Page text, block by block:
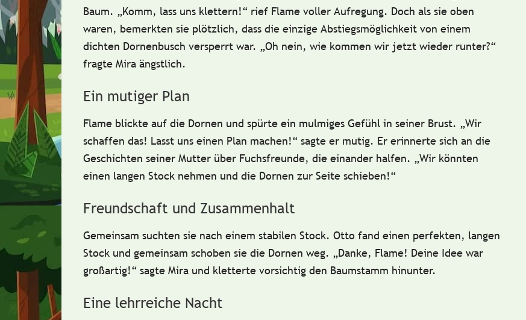
Baum. „Komm, lass uns klettern!“ rief Flame voller Aufregung. Doch als sie oben
waren, bemerkten sie plötzlich, dass die einzige Abstiegsmöglichkeit von einem
dichten Dornenbusch versperrt war. „Oh nein, wie kommen wir jetzt wieder runter?“
fragte Mira ängstlich.
Ein mutiger Plan
Flame blickte auf die Dornen und spürte ein mulmiges Gefühl in seiner Brust. „Wir
schaffen das! Lasst uns einen Plan machen!“ sagte er mutig. Er erinnerte sich an die
Geschichten seiner Mutter über Fuchsfreunde, die einander halfen. „Wir könnten
einen langen Stock nehmen und die Dornen zur Seite schieben!“
Freundschaft und Zusammenhalt
Gemeinsam suchten sie nach einem stabilen Stock. Otto fand einen perfekten, langen
Stock und gemeinsam schoben sie die Dornen weg. „Danke, Flame! Deine Idee war
großartig!“ sagte Mira und kletterte vorsichtig den Baumstamm hinunter.
Eine lehrreiche Nacht